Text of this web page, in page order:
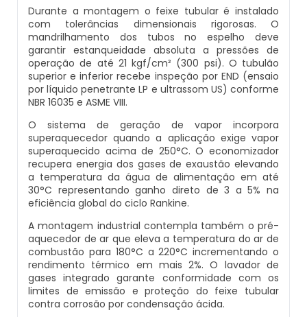
Caldeira Industrial A Lenha
Caldeira Industrial Preço
Caldeira Vertical
Caldeiraria De Fabricação E Montagem
Industrial
Caldeiraria E Montagem Industrial
Caldeiraria Industrial
Caldeiraria Pesada
Caldeiras De Recuperação De Calor Sensivel
Habilitado
Inspeção De Integridade De Caldeiras
Inspeção De Integridade Em Caldeiras
Inspeção De Segurança De Caldeiras
Inspeção De Segurança Em Caldeiras
Inspeção De Segurança Em Caldeiras E
Vasos De Pressão
Inspeção De Segurança Em Vasos De
Pressão
Manutenção De Caldeiras A Gásoleo
Manutenção De Caldeiras A Lenha
Manutenção De Caldeiras A Vapor
Manutenção De Caldeiras E Aquecedores
Manutenção De Caldeiras Em Sp
Manutenção De Caldeiras Industriais
Manutenção Em Caldeiras De Alta Pressão
Manutenção Preventiva Caldeiras
Montagem Caldeiras
Caldeira De Vapor A Venda
Caldeira De Vapor Eletrica
Caldeira Em Vapor
Caldeira Geradora De Vapor A Lenha
Caldeira Locomotiva A Vapor
Caldeira Usada A Venda
Caldeira Vapor A Lenha
Compra E Venda De Caldeiras Usadas
Comprar Caldeira A Vapor
Caldeira Mural A Gás Preço
Caldeira Mural A Gás Roca
Comprar Caldeira A Gás
Cotação De Caldeira A Gás
Distribuidor De Caldeira A Gás
Empresa De Caldeira A Gás
Empresa De Manutenção De Caldeira A Gás
Fornecedor De Caldeira A Gás
Manutenção De Caldeira A Gás
Durante a montagem o feixe tubular é instalado
com tolerâncias dimensionais rigorosas. O
mandrilhamento dos tubos no espelho deve
garantir estanqueidade absoluta a pressões de
operação de até 21 kgf/cm² (300 psi). O tubulão
superior e inferior recebe inspeção por END (ensaio
por líquido penetrante LP e ultrassom US) conforme
NBR 16035 e ASME VIII.
O sistema de geração de vapor incorpora
superaquecedor quando a aplicação exige vapor
superaquecido acima de 250°C. O economizador
recupera energia dos gases de exaustão elevando
a temperatura da água de alimentação em até
30°C representando ganho direto de 3 a 5% na
eficiência global do ciclo Rankine.
A montagem industrial contempla também o pré-
aquecedor de ar que eleva a temperatura do ar de
combustão para 180°C a 220°C incrementando o
rendimento térmico em mais 2%. O lavador de
gases integrado garante conformidade com os
limites de emissão e proteção do feixe tubular
contra corrosão por condensação ácida.